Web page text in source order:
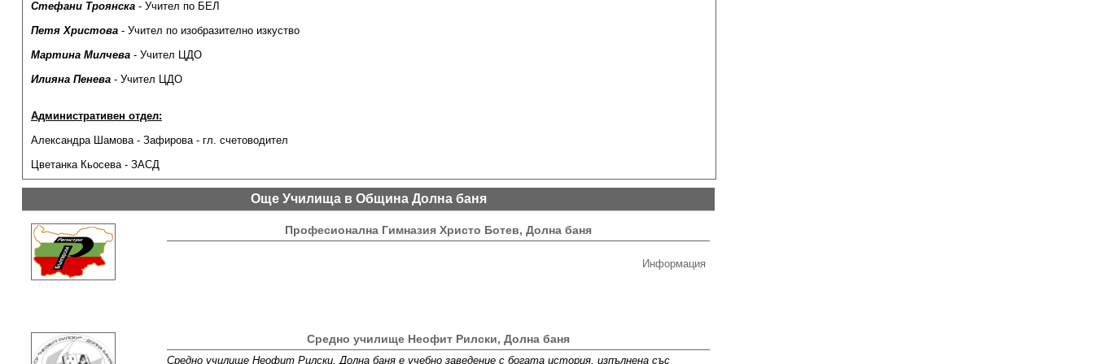
Стефани Троянска- Учител по БЕЛ
Петя Христова- Учител по изобразително изкуство
Мартина Милчева- Учител ЦДО
Илияна Пенева- Учител ЦДО
Административен отдел:
Александра Шамова - Зафирова - гл. счетоводител
Цветанка Кьосева - ЗАСД
Още Училища в Община Долна баня
Професионална Гимназия Христо Ботев, Долна баня
Информация
Средно училище Неофит Рилски, Долна баня
Средно училище Неофит Рилски, Долна баня е учебно заведение с богата история, изпълнена със